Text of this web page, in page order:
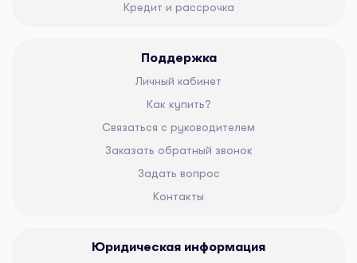
Кредит и рассрочка
Поддержка
Личный кабинет
Как купить?
Связаться с руководителем
Заказать обратный звонок
Задать вопрос
Контакты
Юридическая информация